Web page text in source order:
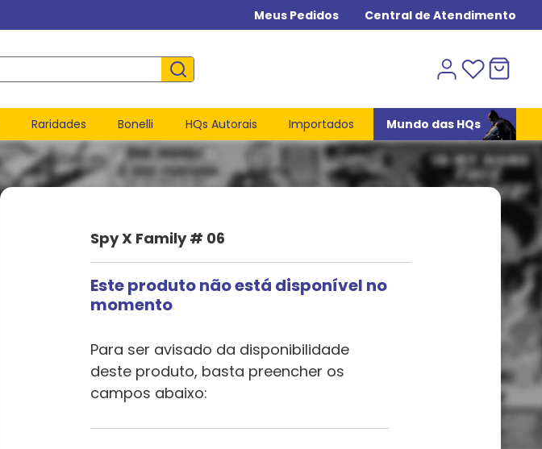
Meus Pedidos Central de Atendimento
Raridades Bonelli HQs Autorais Importados Mundo das HQs
Spy X Family # 06
Este produto não está disponível no
momento
Para ser avisado da disponibilidade
deste produto, basta preencher os
campos abaixo: